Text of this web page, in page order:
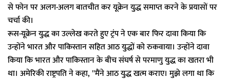
से फोन पर अलग-अलग बातचीत कर यूक्रेन युद्ध समाप्त करने के प्रयासों पर
चर्चा की।
रूस-यूक्रेन युद्ध का उल्लेख करते हुए ट्रंप ने एक बार फिर दावा किया कि
उन्होंने भारत और पाकिस्तान सहित आठ युद्धों को रुकवाया। उन्होंने दावा
किया कि भारत और पाकिस्तान के बीच संघर्ष से परमाणु युद्ध का खतरा भी
था। अमेरिकी राष्ट्रपति ने कहा, ''मैंने आठ युद्ध खत्म कराए। मुझे लगा था कि